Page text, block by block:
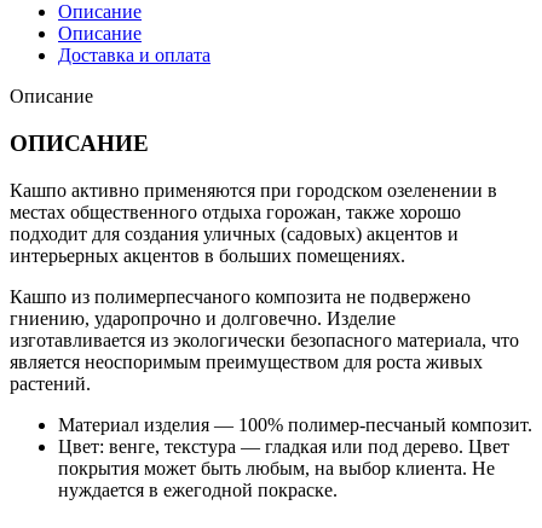
Описание
Описание
Доставка и оплата
Описание
ОПИСАНИЕ
Кашпо активно применяются при городском озеленении в
местах общественного отдыха горожан, также хорошо
подходит для создания уличных (садовых) акцентов и
интерьерных акцентов в больших помещениях.
Кашпо из полимерпесчаного композита не подвержено
гниению, ударопрочно и долговечно. Изделие
изготавливается из экологически безопасного материала, что
является неоспоримым преимуществом для роста живых
растений.
Материал изделия — 100% полимер-песчаный композит.
Цвет: венге, текстура — гладкая или под дерево. Цвет
покрытия может быть любым, на выбор клиента. Не
нуждается в ежегодной покраске.